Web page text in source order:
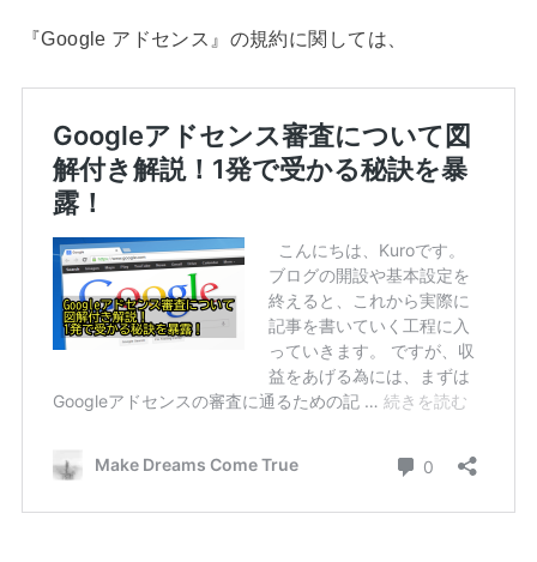
『Google アドセンス』の規約に関しては、